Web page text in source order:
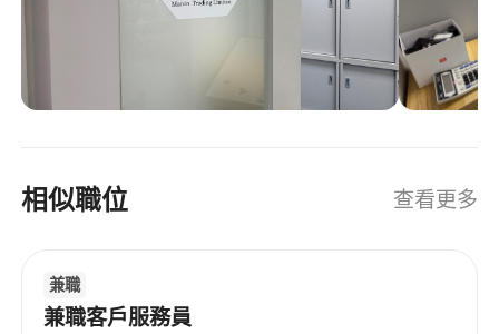
相似職位 查看更多
兼職
兼職客戶服務員